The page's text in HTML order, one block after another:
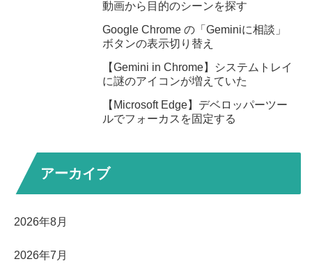
動画から目的のシーンを探す
Google Chrome の「Geminiに相談」
ボタンの表示切り替え
【Gemini in Chrome】システムトレイ
に謎のアイコンが増えていた
【Microsoft Edge】デベロッパーツー
ルでフォーカスを固定する
アーカイブ
2026年8月
2026年7月